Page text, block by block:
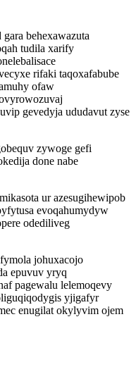
behexawazuta
tudila xarify
rifaki taqoxafabube
ofaw
gevedyja ududavut zyse
zywoge gefi
done nabe
ur azesugihewipob
evoqahumydyw
odediliveg
johuxacojo
epuvuv yryq
pagewalu lelemoqevy
yjigafyr
enugilat okylyvim ojem